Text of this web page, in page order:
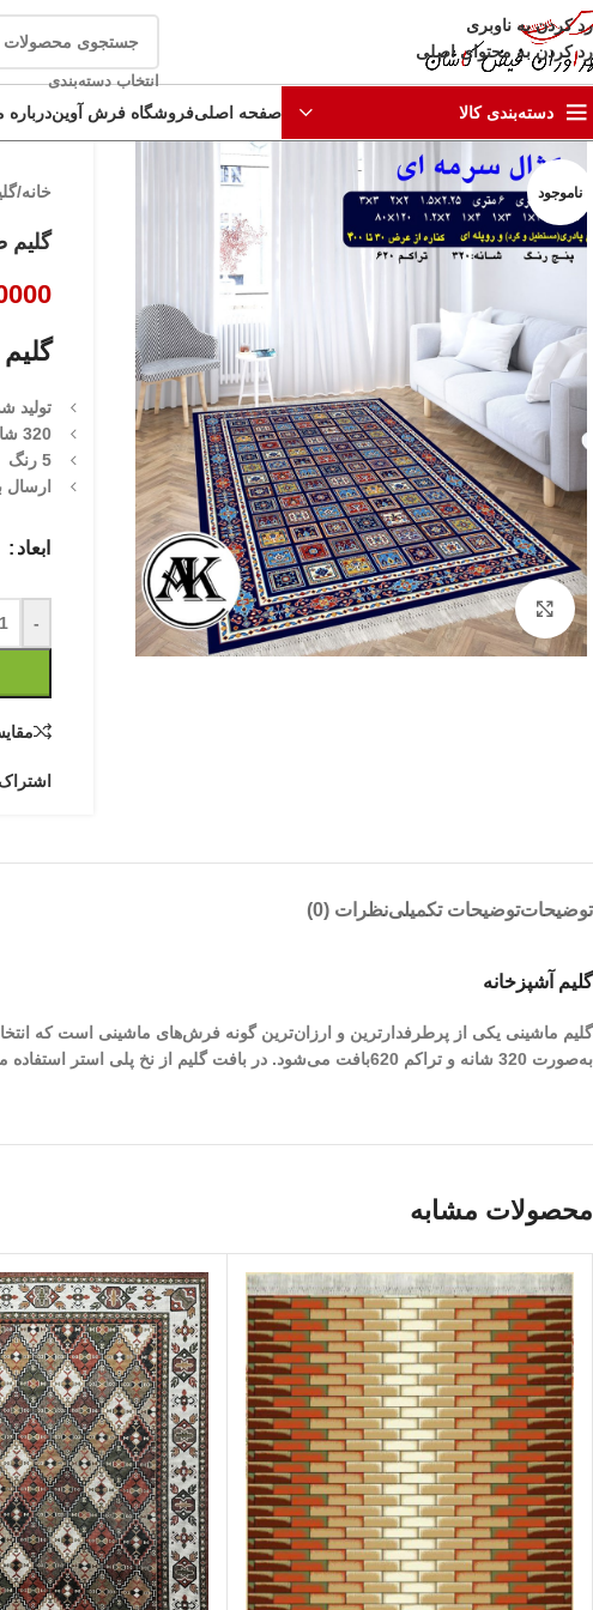
رد کردن به ناوبری
رد کردن به محتوای اصلی
انتخاب دسته‌بندی
دسته‌بندی کالا صفحه اصلیفروشگاه فرش آویندرباره
ناموجود
بزرگنمایی تصویر
خانه/
تولید
320 شانه با تراکم 620
5 رنگ
ابعاد
-
توضیحاتتوضیحات تکمیلینظرات (0)
گلیم آشپزخانه
گلیم ماشینی یکی از پرطرفدارترین و ارزان‌ترین گونه فرش‌های ماشینی است که
به‌صورت 320 شانه و تراکم 620بافت می‌شود. در بافت گلیم از نخ پلی استر استفاده می‌شود و در سایزهای استاندارد، 12، 9 و 6 متری و سایر سایز‌های غیر استاندارد بافته می‌شود.
محصولات مشابه